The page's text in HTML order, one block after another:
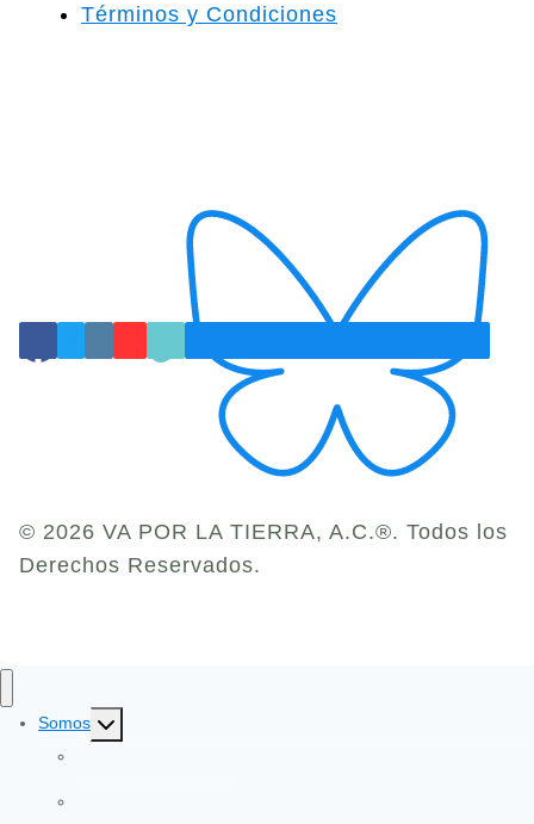
Términos y Condiciones
© 2026 VA POR LA TIERRA, A.C.®. Todos los
Derechos Reservados.
Somos Toggle
child